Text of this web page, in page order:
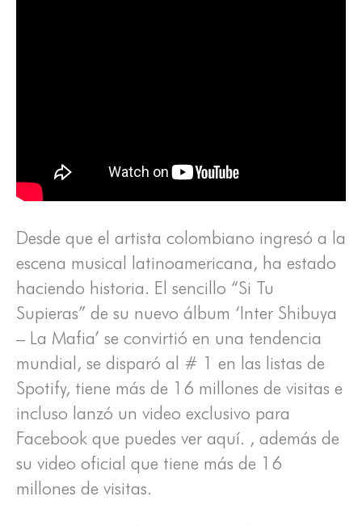
Desde que el artista colombiano ingresó a la
escena musical latinoamericana, ha estado
haciendo historia. El sencillo “Si Tu
Supieras” de su nuevo álbum ‘Inter Shibuya
– La Mafia’ se convirtió en una tendencia
mundial, se disparó al # 1 en las listas de
Spotify, tiene más de 16 millones de visitas e
incluso lanzó un video exclusivo para
Facebook que puedes ver aquí. , además de
su video oficial que tiene más de 16
millones de visitas.